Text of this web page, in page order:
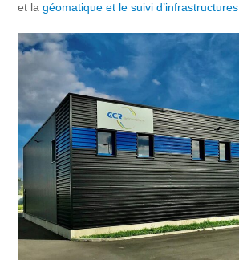
et lagéomatique et le suivi d’infrastructures.